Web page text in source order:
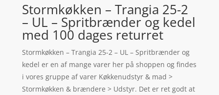
Stormkøkken – Trangia 25-2
– UL – Spritbrænder og kedel
med 100 dages returret
Stormkøkken – Trangia 25-2 – UL – Spritbrænder og
kedel er en af mange varer her på shoppen og findes
i vores gruppe af varer Køkkenudstyr & mad >
Stormkøkken & brændere > Udstyr. Det er ret godt at